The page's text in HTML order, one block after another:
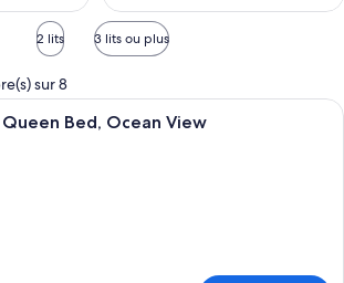
2 lits 3 lits ou plus
sur 8
Un lit avec des oreillers, une tête de
Queen Bed, Ocean View